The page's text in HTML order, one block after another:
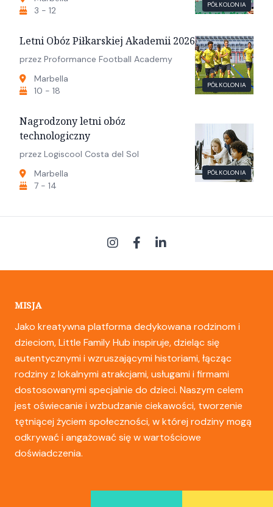
PÓŁKOLONIA
3 - 12
PÓŁKOLONIA
Letni Obóz Piłkarskiej Akademii 2026
przez Proformance Football Academy
Marbella
10 - 18
PÓŁKOLONIA
Nagrodzony letni obóz
technologiczny
przez Logiscool Costa del Sol
Marbella
7 - 14
MISJA
Jako kreatywna platforma dedykowana rodzinom i
dzieciom, Little Family Hub inspiruje, dzieląc się
autentycznymi i wzruszającymi historiami, łącząc
rodziny z lokalnymi atrakcjami, usługami i firmami
dostosowanymi specjalnie do dzieci. Naszym celem
jest oświecanie i wzbudzanie ciekawości, tworzenie
tętniącej życiem społeczności, w której rodziny mogą
odkrywać i angażować się w wartościowe
doświadczenia.